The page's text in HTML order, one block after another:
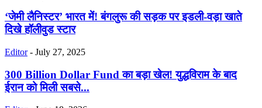
‘जेमी लैनिस्टर’ भारत में! बंगलुरू की सड़क पर इडली-वड़ा खाते
दिखे हॉलीवुड स्टार
Editor - July 27, 2025
300 Billion Dollar Fund का बड़ा खेल! युद्धविराम के बाद
ईरान को मिली सबसे...